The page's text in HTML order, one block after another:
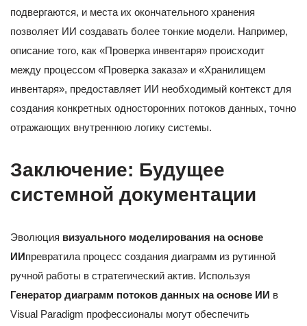
подвергаются, и места их окончательного хранения
позволяет ИИ создавать более тонкие модели. Например,
описание того, как «Проверка инвентаря» происходит
между процессом «Проверка заказа» и «Хранилищем
инвентаря», предоставляет ИИ необходимый контекст для
создания конкретных односторонних потоков данных, точно
отражающих внутреннюю логику системы.
Заключение: Будущее
системной документации
Эволюция визуального моделирования на основе
ИИпревратила процесс создания диаграмм из рутинной
ручной работы в стратегический актив. Используя
Генератор диаграмм потоков данных на основе ИИ в
Visual Paradigm профессионалы могут обеспечить